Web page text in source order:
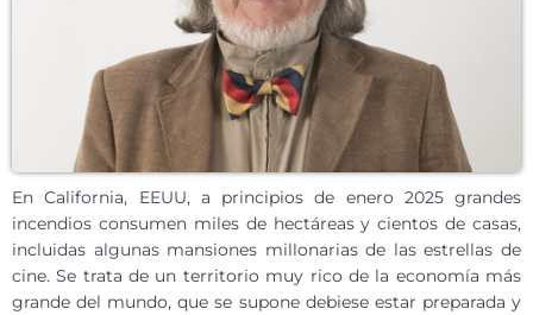
En California, EEUU, a principios de enero 2025 grandes
incendios consumen miles de hectáreas y cientos de casas,
incluidas algunas mansiones millonarias de las estrellas de
cine. Se trata de un territorio muy rico de la economía más
grande del mundo, que se supone debiese estar preparada y